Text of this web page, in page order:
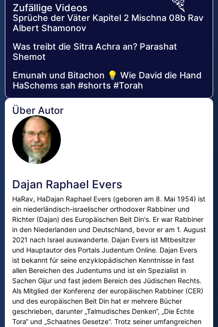
Zufällige Videos
Sprüche der Väter Kapitel 2 Mischna 08b Rav
Albert Shamonov
Was treibt die Sitra Achra an? Parashat
Shemot
Emunah und Bitachon 💡 Wie David die Hand
HaSchems sah #shorts #Тоrаh
Über Autor
Dajan Raphael Evers
HaRav, HaDajan Raphael Evers (geboren am 8. Mai 1954) ist
ein niederländisch-israelischer orthodoxer Rabbiner und
Richter (Dajan) des Europäischen Beit Din's. Er war Rabbiner
in den Niederlanden und Deutschland, bevor er am 1. August
2021 nach Israel auswanderte. Dajan Evers ist Mitbesitzer
und Hauptautor des Portals Judentum Online. Dajan Evers
ist bekannt für seine enzyklopädischen Kenntnisse in fast
allen Bereichen des Judentums und ist ein Spezialist in
Sachen Gijur und fast jedem Bereich des Jüdischen Rechts.
Als Mitglied der Konferenz der europäischen Rabbiner (CER)
und des europäischen Beit Din hat er mehrere Bücher
geschrieben, darunter „Talmudisches Denken“, „Die Echte
Tora“ und „Schaatnes Gesetze“. Trotz seiner umfangreichen